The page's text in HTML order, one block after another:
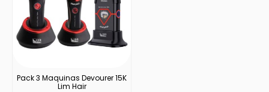
Pack 3 Maquinas Devourer 15K
Lim Hair